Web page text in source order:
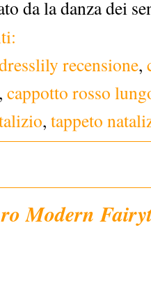
da la danza dei
recensione,
cappotto rosso
, tappeto
Modern